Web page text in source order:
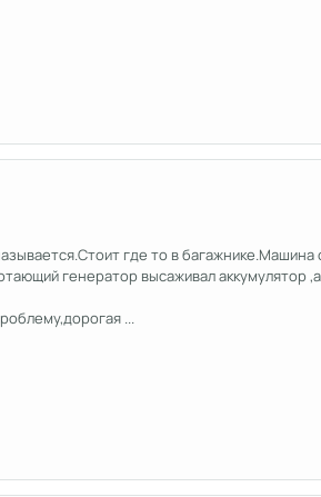
где то в багажнике.Машина
генератор высаживал аккумулятор
...